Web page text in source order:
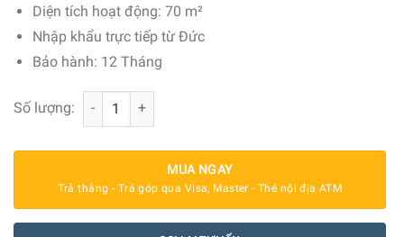
Diện tích hoạt động: 70 m²
Nhập khẩu trực tiếp từ Đức
Bảo hành: 12 Tháng
Số lượng: Máy Lọc Không Khí Kèm Bù Ẩm Philips HU5930/10 số
MUA NGAY
Trả thẳng - Trả góp qua Visa, Master - Thẻ nội địa ATM